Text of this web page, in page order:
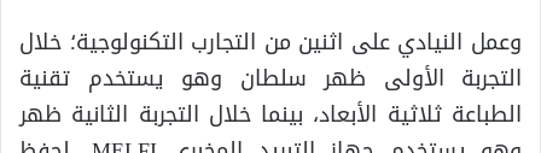
وعمل النيادي على اثنين من التجارب التكنولوجية؛ خلال
التجربة الأولى ظهر سلطان وهو يستخدم تقنية
الطباعة ثلاثية الأبعاد، بينما خلال التجربة الثانية ظهر